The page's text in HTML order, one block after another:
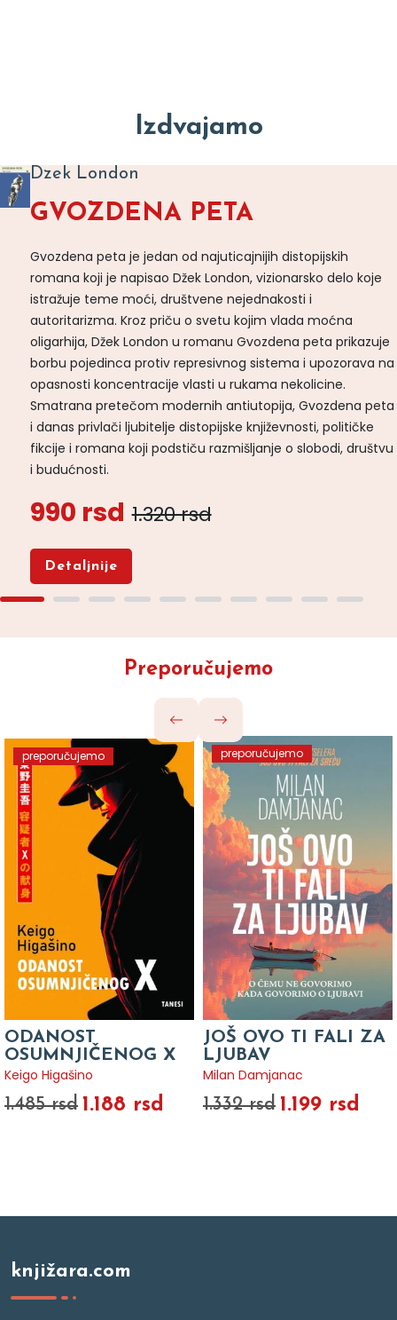
Izdvajamo
Dzek London
GVOZDENA PETA
Gvozdena peta je jedan od najuticajnijih distopijskih
romana koji je napisao Džek London, vizionarsko delo koje
istražuje teme moći, društvene nejednakosti i
autoritarizma. Kroz priču o svetu kojim vlada moćna
oligarhija, Džek London u romanu Gvozdena peta prikazuje
borbu pojedinca protiv represivnog sistema i upozorava na
opasnosti koncentracije vlasti u rukama nekolicine.
Smatrana pretečom modernih antiutopija, Gvozdena peta
i danas privlači ljubitelje distopijske književnosti, političke
fikcije i romana koji podstiču razmišljanje o slobodi, društvu
i budućnosti.
990 rsd 1.320 rsd
Detaljnije
Preporučujemo
preporučujemo
ODANOST
OSUMNJIČENOG X
Keigo Higašino
1.485 rsd 1.188 rsd
preporučujemo
JOŠ OVO TI FALI ZA
LJUBAV
Milan Damjanac
1.332 rsd 1.199 rsd
knjižara.com